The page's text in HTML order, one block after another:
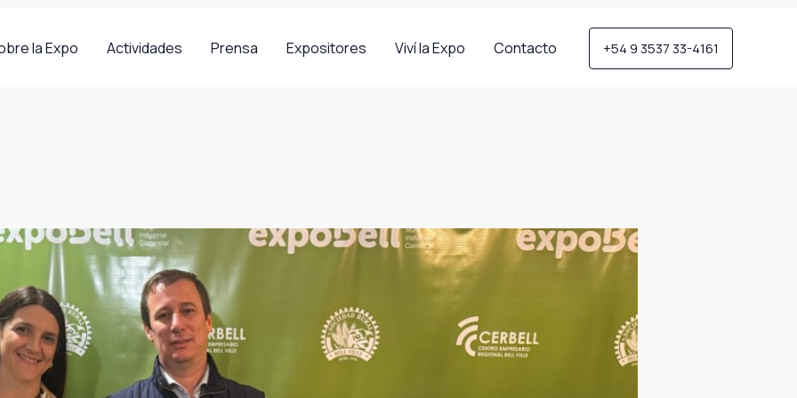
la Expo Actividades Prensa Expositores Viví la Expo Contacto +54 9 3537 33-4161